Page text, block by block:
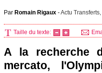
Par Romain Rigaux -Actu
Taille du texte:
A la recherche
mercato,